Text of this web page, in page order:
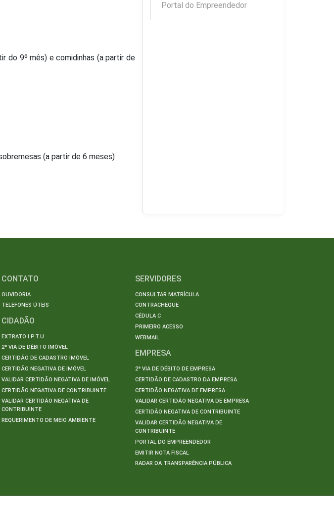
do 9º mês) e comidinhas (a partir de
(a partir de 6 meses)
Portal do Empreendedor
CONTATO
OUVIDORIA
TELEFONES ÚTEIS
CIDADÃO
EXTRATO I.P.T.U
2ª VIA DE DÉBITO IMÓVEL
CERTIDÃO DE CADASTRO IMÓVEL
CERTIDÃO NEGATIVA DE IMÓVEL
VALIDAR CERTIDÃO NEGATIVA DE IMÓVEL
CERTIDÃO NEGATIVA DE CONTRIBUINTE
VALIDAR CERTIDÃO NEGATIVA DE
CONTRIBUINTE
REQUERIMENTO DE MEIO AMBIENTE
SERVIDORES
CONSULTAR MATRÍCULA
CONTRACHEQUE
CÉDULA C
PRIMEIRO ACESSO
WEBMAIL
EMPRESA
2ª VIA DE DÉBITO DE EMPRESA
CERTIDÃO DE CADASTRO DA EMPRESA
CERTIDÃO NEGATIVA DE EMPRESA
VALIDAR CERTIDÃO NEGATIVA DE EMPRESA
CERTIDÃO NEGATIVA DE CONTRIBUINTE
VALIDAR CERTIDÃO NEGATIVA DE
CONTRIBUINTE
PORTAL DO EMPREENDEDOR
EMITIR NOTA FISCAL
RADAR DA TRANSPARÊNCIA PÚBLICA